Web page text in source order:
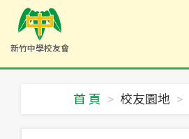
新竹中學校友會
友
首 頁 校友園地